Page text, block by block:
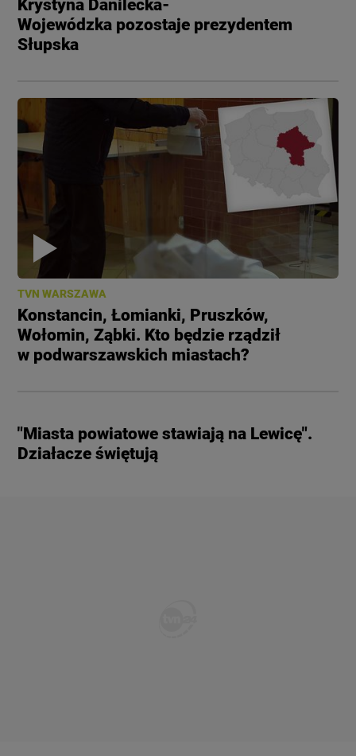
Krystyna Danilecka-
Wojewódzka pozostaje prezydentem
Słupska
TVN WARSZAWA
Konstancin, Łomianki, Pruszków,
Wołomin, Ząbki. Kto będzie rządził
w podwarszawskich miastach?
"Miasta powiatowe stawiają na Lewicę".
Działacze świętują